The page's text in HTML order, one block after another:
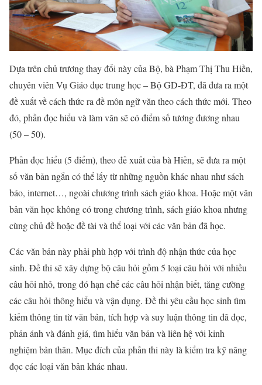
Dựa trên chủ trương thay đổi này của Bộ, bà Phạm Thị Thu Hiền,
chuyên viên Vụ Giáo dục trung học – Bộ GD-ĐT, đã đưa ra một
đề xuất về cách thức ra đề môn ngữ văn theo cách thức mới. Theo
đó, phần đọc hiểu và làm văn sẽ có điểm số tương đương nhau
(50 – 50).
Phần đọc hiểu (5 điểm), theo đề xuất của bà Hiền, sẽ đưa ra một
số văn bản ngắn có thể lấy từ những nguồn khác nhau như sách
báo, internet…, ngoài chương trình sách giáo khoa. Hoặc một văn
bản văn học không có trong chương trình, sách giáo khoa nhưng
cùng chủ đề hoặc đề tài và thể loại với các văn bản đã học.
Các văn bản này phải phù hợp với trình độ nhận thức của học
sinh. Đề thi sẽ xây dựng bộ câu hỏi gồm 5 loại câu hỏi với nhiều
câu hỏi nhỏ, trong đó hạn chế các câu hỏi nhận biết, tăng cường
các câu hỏi thông hiểu và vận dụng. Đề thi yêu cầu học sinh tìm
kiếm thông tin từ văn bản, tích hợp và suy luận thông tin đã đọc,
phản ánh và đánh giá, tìm hiểu văn bản và liên hệ với kinh
nghiệm bản thân. Mục đích của phần thi này là kiểm tra kỹ năng
đọc các loại văn bản khác nhau.